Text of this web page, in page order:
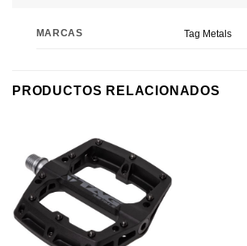
MARCAS Tag Metals
PRODUCTOS RELACIONADOS